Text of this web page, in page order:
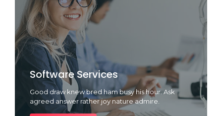
Software Services
Good draw knew bred ham busy his hour. Ask
agreed answer rather joy nature admire.